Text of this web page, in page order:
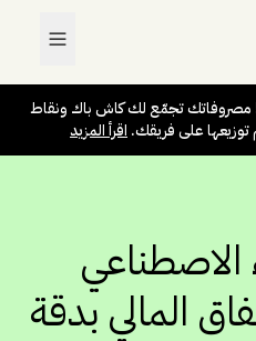
مصروفاتك تجمّع لك كاش باك ونقاط
على فريقك. اقرأ المزيد
تجمّع لك كاش باك ونقاط
على فريقك.
الاصطناعي
المالي بدقة